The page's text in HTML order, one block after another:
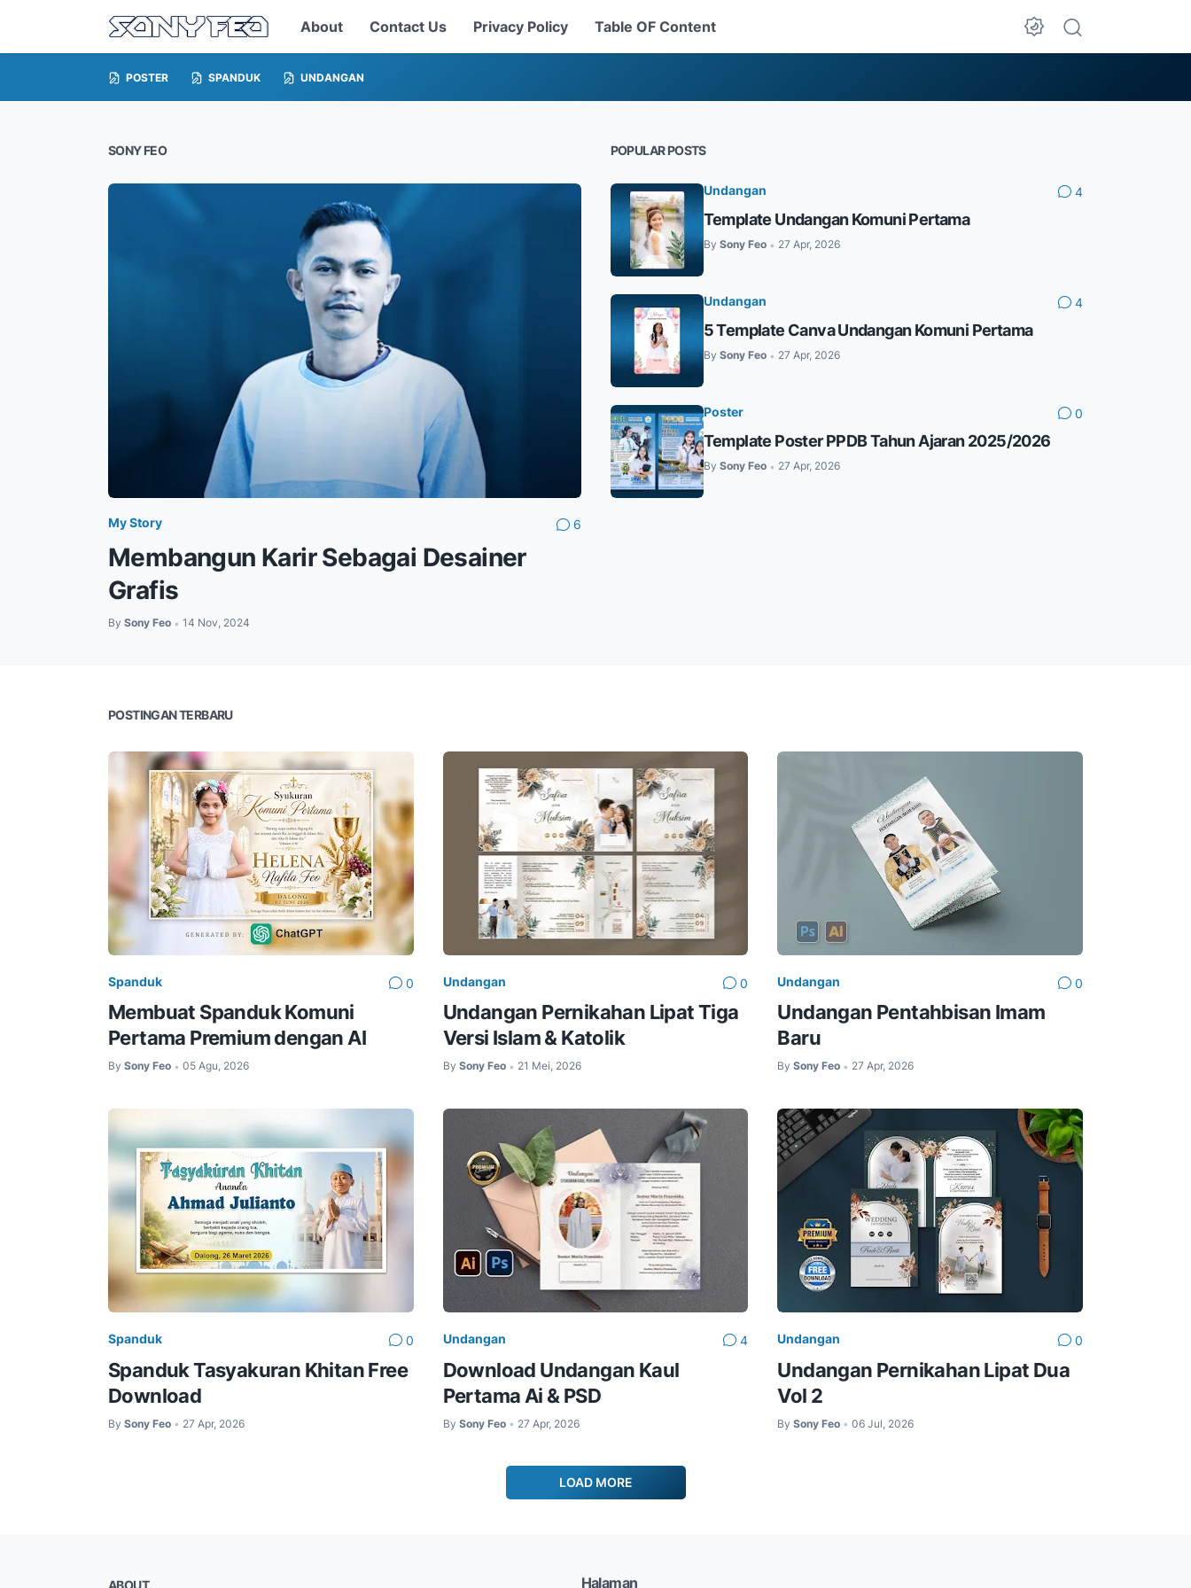
About Contact Us Privacy Policy Table OF Content
POSTER SPANDUK UNDANGAN
SONY FEO
My Story 6
Membangun Karir Sebagai Desainer
Grafis
By Sony Feo • 14 Nov, 2024
POPULAR POSTS
Undangan 4
Template Undangan Komuni Pertama
By Sony Feo • 27 Apr, 2026
Undangan 4
5 Template Canva Undangan Komuni Pertama
By Sony Feo • 27 Apr, 2026
Poster 0
Template Poster PPDB Tahun Ajaran 2025/2026
By Sony Feo • 27 Apr, 2026
POSTINGAN TERBARU
Spanduk 0
Membuat Spanduk Komuni
Pertama Premium dengan AI
By Sony Feo • 05 Agu, 2026
Undangan 0
Undangan Pernikahan Lipat Tiga
Versi Islam & Katolik
By Sony Feo • 21 Mei, 2026
Undangan 0
Undangan Pentahbisan Imam
Baru
By Sony Feo • 27 Apr, 2026
Spanduk 0
Spanduk Tasyakuran Khitan Free
Download
By Sony Feo • 27 Apr, 2026
Undangan 4
Download Undangan Kaul
Pertama Ai & PSD
By Sony Feo • 27 Apr, 2026
Undangan 0
Undangan Pernikahan Lipat Dua
Vol 2
By Sony Feo • 06 Jul, 2026
LOAD MORE
Halaman